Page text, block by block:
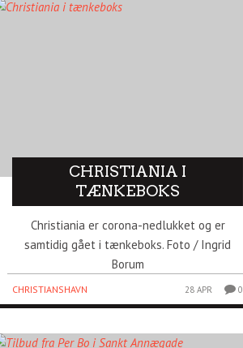
CHRISTIANIA I
TÆNKEBOKS
Christiania er corona-nedlukket og er
samtidig gået i tænkeboks. Foto / Ingrid
Borum
CHRISTIANSHAVN 28 APR 0